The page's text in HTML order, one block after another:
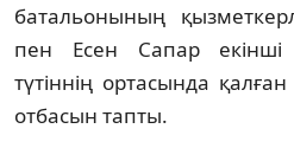
батальонының
пен Есен Сапар екінші
түтіннің ортасында
отбасын тапты.